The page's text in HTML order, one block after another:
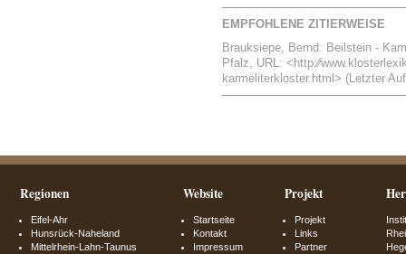
EMPFOHLENE ZITIERWEISE
Brauksiepe, Bernd: Beilstein -
Pfalz, URL:
karmeliterkloster.html> (Letzter
Regionen
Eifel-Ahr
Hunsrück-Naheland
Mittelrhein-Lahn-Taunus
Website
Startseite
Kontakt
Impressum
Projekt
Projekt
Links
Partner